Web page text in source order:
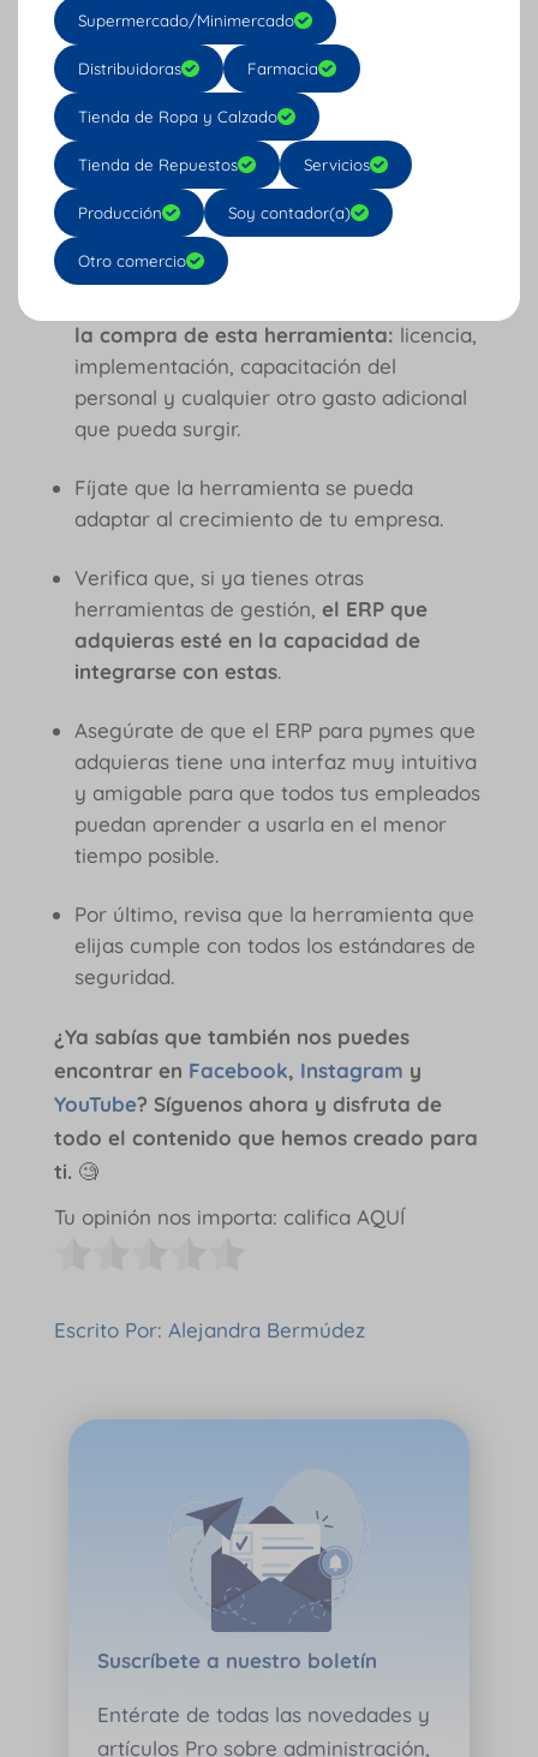
hablaremos de algunos de los más
importantes:
Identifica necesidades : evalúa cuáles son
los procesos y flujos de trabajo de tu
empresa y cuáles son las funciones que
necesitarías que tuviera el ERP.
Establece un presupuesto en el que
la compra de esta herramienta: licencia,
implementación, capacitación del
personal y cualquier otro gasto adicional
que pueda surgir.
Fíjate que la herramienta se pueda
adaptar al crecimiento de tu empresa.
Verifica que, si ya tienes otras
herramientas de gestión, el ERP que
adquieras esté en la capacidad de
integrarse con estas.
Asegúrate de que el ERP para pymes que
adquieras tiene una interfaz muy intuitiva
y amigable para que todos tus empleados
puedan aprender a usarla en el menor
tiempo posible.
Por último, revisa que la herramienta que
elijas cumple con todos los estándares de
seguridad.
¿Ya sabías que también nos puedes
encontrar en Facebook, Instagram y
YouTube? Síguenos ahora y disfruta de
todo el contenido que hemos creado para
ti. 🧐
Tu opinión nos importa: califica AQUÍ
Escrito Por: Alejandra Bermúdez
Suscríbete a nuestro boletín
Entérate de todas las novedades y
artículos Pro sobre administración,
Supermercado/Minimercado
Distribuidoras Farmacia
Tienda de Ropa y Calzado
Tienda de Repuestos Servicios
Producción Soy contador(a)
Otro comercio